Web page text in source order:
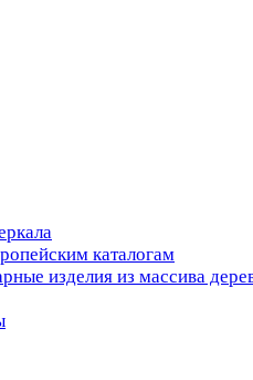
каталогам
изделия из массива